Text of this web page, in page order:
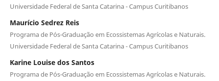
Universidade Federal de Santa Catarina - Campus Curitibanos
Maurício Sedrez Reis
Programa de Pós-Graduação em Ecossistemas Agrícolas e Naturais.
Universidade Federal de Santa Catarina - Campus Curitibanos
Karine Louise dos Santos
Programa de Pós-Graduação em Ecossistemas Agrícolas e Naturais.